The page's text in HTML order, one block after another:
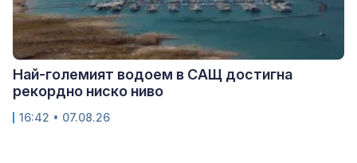
Най-големият водоем в САЩ достигна
рекордно ниско ниво
16:42 • 07.08.26